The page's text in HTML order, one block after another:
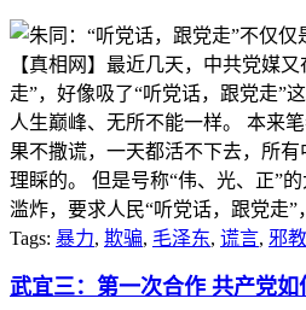
【真相网】最近几天，中共党媒
走”，好像吸了“听党话，跟党走”
人生巅峰、无所不能一样。 本来
果不撒谎，一天都活不下去，所
理睬的。 但是号称“伟、光、正”
滥炸，要求人民“听党话，跟党走”
Tags: 暴力, 欺骗, 毛泽东, 谎言, 邪教
武宜三：第一次合作 共产党如